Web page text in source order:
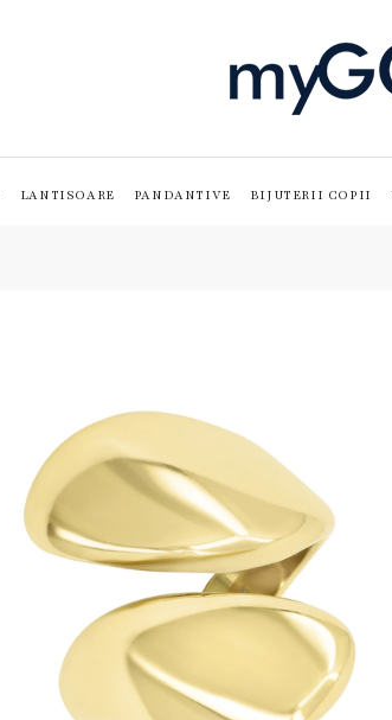
LANTISOARE PANDANTIVE BIJUTERII COPII